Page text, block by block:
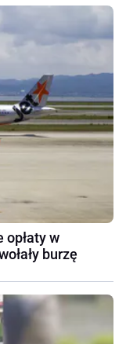
opłaty w
burzę